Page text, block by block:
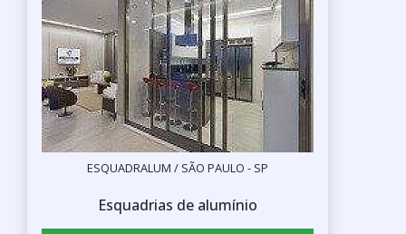
ESQUADRALUM / SÃO PAULO - SP
Esquadrias de alumínio